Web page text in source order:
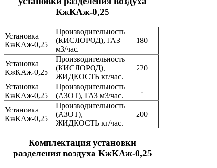
КжКАж-0,25
Установка
КжКАж-0,25
Производительность
(КИСЛОРОД), ГАЗ
м3/час.
180
Установка
КжКАж-0,25
Производительность
(КИСЛОРОД),
ЖИДКОСТЬ кг/час.
220
Установка
КжКАж-0,25
Производительность
(АЗОТ), ГАЗ м3/час.
-
Установка
КжКАж-0,25
Производительность
(АЗОТ),
ЖИДКОСТЬ кг/час.
200
Комплектация установки
разделения воздуха КжКАж-0,25